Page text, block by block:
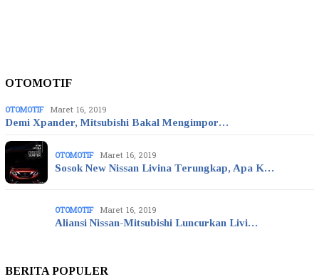
OTOMOTIF
OTOMOTIF Maret 16, 2019
Demi Xpander, Mitsubishi Bakal Mengimpor…
OTOMOTIF Maret 16, 2019
Sosok New Nissan Livina Terungkap, Apa K…
OTOMOTIF Maret 16, 2019
Aliansi Nissan-Mitsubishi Luncurkan Livi…
BERITA POPULER